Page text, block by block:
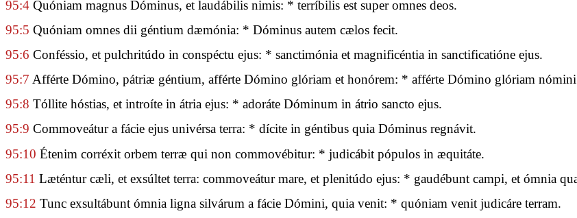
95:4 Quóniam magnus Dóminus, et laudábilis nimis: * terríbilis est super omnes deos.
95:5 Quóniam omnes dii géntium dæmónia: * Dóminus autem cælos fecit.
95:6 Conféssio, et pulchritúdo in conspéctu ejus: * sanctimónia et magnificéntia in sanctificatióne ejus.
95:7 Afférte Dómino, pátriæ géntium, afférte Dómino glóriam et honórem: * afférte Dómino glóriam nómini
95:8 Tóllite hóstias, et introíte in átria ejus: * adoráte Dóminum in átrio sancto ejus.
95:9 Commoveátur a fácie ejus univérsa terra: * dícite in géntibus quia Dóminus regnávit.
95:10 Étenim corréxit orbem terræ qui non commovébitur: * judicábit pópulos in æquitáte.
95:11 Læténtur cæli, et exsúltet terra: commoveátur mare, et plenitúdo ejus: * gaudébunt campi, et ómnia
95:12 Tunc exsultábunt ómnia ligna silvárum a fácie Dómini, quia venit: * quóniam venit judicáre terram.